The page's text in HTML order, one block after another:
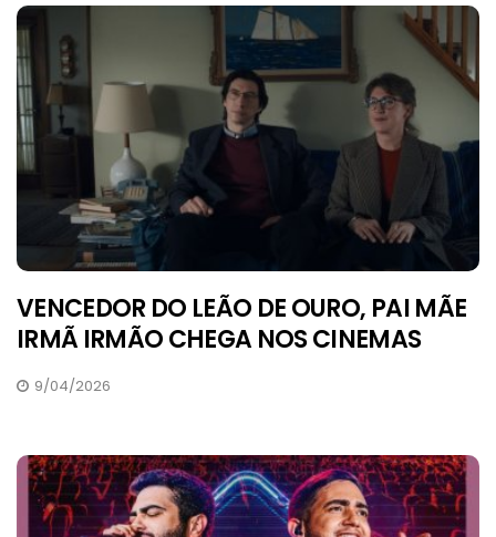
VENCEDOR DO LEÃO DE OURO, PAI MÃE
IRMÃ IRMÃO CHEGA NOS CINEMAS
9/04/2026